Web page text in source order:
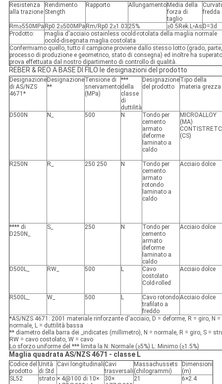
Resistenza
alla trazione
Rendimento
Stength
Rapporto Allungamento Media della
forza di
taglio
fredda
Rm≥550MPa Rp0.2≥500MPa Rm/Rp0.2≥1.03 25% ≥0.5Rek.L•As D=3d
Prodotto:
maglia d'acciaio ostainless ocold-rotolata della maglia normale
ocold-disegnata maglia costolata
Confermiamo quello, tutto il campione proviene dallo stesso lotto (grado, parte,
processo di produzione e geometrico, stato di consegna) ed inoltre ha
prova effettuata dal nostro dipartimento di controllo di qualità.
REBER & REO A BASE DI FILO le designazioni del prodotto
Designazione
di AS/NZS
4671*
Designazione
**
Tensione di
snervamento
(MPa)
***
della
classe
di
duttilità
Designazione
del prodotto
Tipo della
materia grezza
D500N N_ 500 N
Tondo per
cemento
armato
deforme
laminato a
caldo
MICROALLOY
(MA)
(CS)
R250N R_ 250 250 N
Tondo per
cemento
armato
rotondo
laminato a
caldo
Acciaio dolce
**** di
D250N_
S_ 250 N
Tondo per
cemento
armato
deforme
laminato a
caldo
Acciaio dolce
D500L_ RW_ 500 L
Cavo
costolato
Cold-rolled
Acciaio dolce
R500L_ W_ 500 L
Cavo rotondo
trafilato a
freddo
Acciaio dolce
*AS/NZS 4671: 2001 materiale rinforzante d'acciaio, D = deforme, R = giro, N
normale, L = duttilità bassa
** diametro della barra dei _indicates (millimetro), N = normale, R = giro, S =
RW = cavo costolato, W = cavo
Lo sforzo uniforme del *** limita la N: Normale (≥5%) L: Minimo (≥1.5%)
Maglia quadrata AS/NZS 4671 - classe L
Codice del
prodotto
Unità
di Std
Cavi longitudinali Cavi
trasversali
Massachussets
(chilogrammi)
Dimensioni
(m)
SL52
strato × 4@100 di 10×
30×
21 6×2.4